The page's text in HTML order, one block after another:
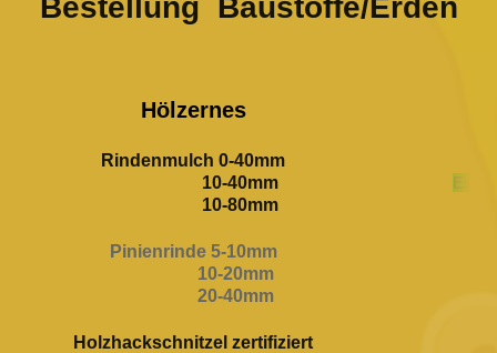
Bestellung Baustoffe/Erden
Hölzernes
Rindenmulch 0-40mm
10-40mm
10-80mm
Pinienrinde 5-10mm
10-20mm
20-40mm
Holzhackschnitzel zertifiziert